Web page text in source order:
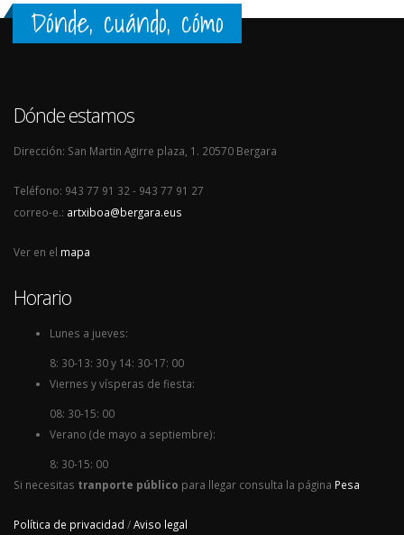
Dónde, cuándo, cómo
Dónde estamos
Dirección: San Martin Agirre plaza, 1. 20570 Bergara
Teléfono: 943 77 91 32 - 943 77 91 27
correo-e.: artxiboa@bergara.eus
Ver en el mapa
Horario
Lunes a jueves:
8: 30-13: 30 y 14: 30-17: 00
Viernes y vísperas de fiesta:
08: 30-15: 00
Verano (de mayo a septiembre):
8: 30-15: 00
Si necesitas tranporte público para llegar consulta la página Pesa
Política de privacidad /Aviso legal